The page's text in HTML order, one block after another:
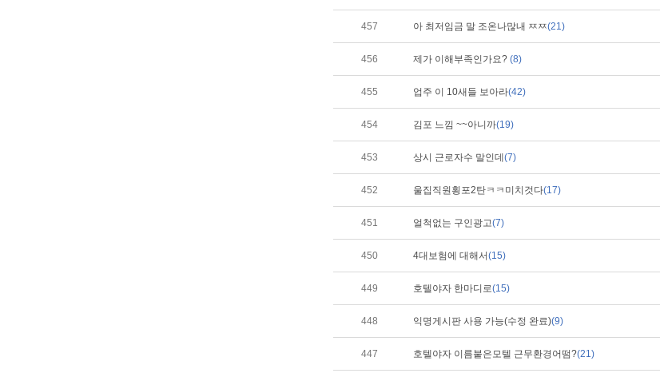
457 아 최저임금 말 조온나많내 ㅉㅉ(21)
456 제가 이해부족인가요? (8)
455 업주 이 10새들 보아라(42)
454 김포 느낌 ~~아니까(19)
453 상시 근로자수 말인데 (7)
452 울집직원횡포2탄ㅋㅋ미치것다(17)
451 얼척없는 구인광고(7)
450 4대보험에 대해서(15)
449 호텔야자 한마디로(15)
448 익명게시판 사용 가능(수정 완료)(9)
447 호텔야자 이름붙은모텔 근무환경어떰?(21)